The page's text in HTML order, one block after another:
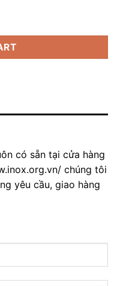
có sẵn tại cửa hàng
chúng tôi
yêu cầu, giao hàng